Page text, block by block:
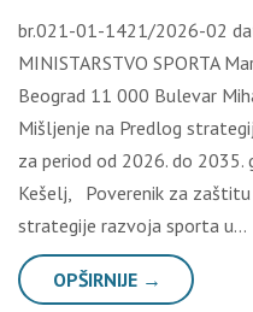
br.021-01-1421/2026-02
MINISTARSTVO SPORTA
Beograd 11 000 Bulevar
Mišljenje na Predlog
za period od 2026. do
Kešelj, Poverenik za
strategije razvoja sporta u…
OPŠIRNIJE →